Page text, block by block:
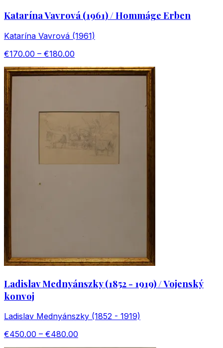
Katarína Vavrová (1961) / Hommáge Erben
Katarína Vavrová (1961)
€170.00 – €180.00
Ladislav Mednyánszky (1852 - 1919) / Vojenský
konvoj
Ladislav Mednyánszky (1852 - 1919)
€450.00 – €480.00